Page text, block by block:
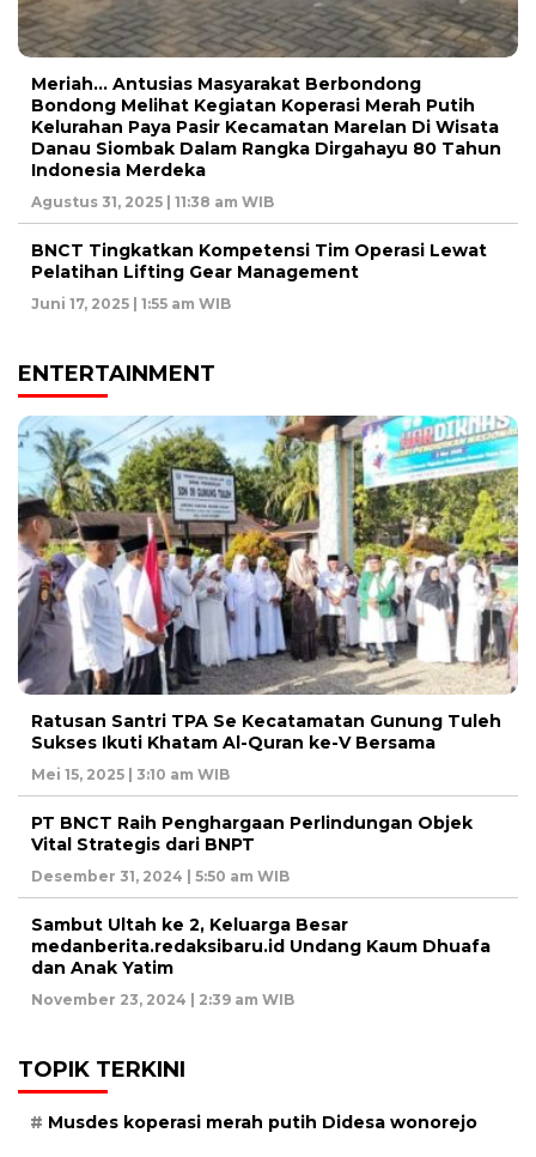
Meriah… Antusias Masyarakat Berbondong
Bondong Melihat Kegiatan Koperasi Merah Putih
Kelurahan Paya Pasir Kecamatan Marelan Di Wisata
Danau Siombak Dalam Rangka Dirgahayu 80 Tahun
Indonesia Merdeka
Agustus 31, 2025 | 11:38 am WIB
BNCT Tingkatkan Kompetensi Tim Operasi Lewat
Pelatihan Lifting Gear Management
Juni 17, 2025 | 1:55 am WIB
ENTERTAINMENT
Ratusan Santri TPA Se Kecatamatan Gunung Tuleh
Sukses Ikuti Khatam Al-Quran ke-V Bersama
Mei 15, 2025 | 3:10 am WIB
PT BNCT Raih Penghargaan Perlindungan Objek
Vital Strategis dari BNPT
Desember 31, 2024 | 5:50 am WIB
Sambut Ultah ke 2, Keluarga Besar
medanberita.redaksibaru.id Undang Kaum Dhuafa
dan Anak Yatim
November 23, 2024 | 2:39 am WIB
TOPIK TERKINI
Musdes koperasi merah putih Didesa wonorejo